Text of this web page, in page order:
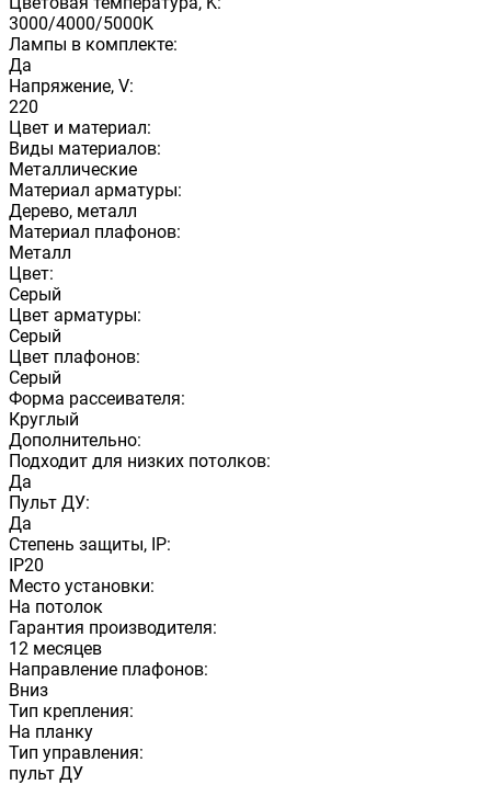
3000/4000/5000K
Лампы в комплекте:
Да
Напряжение, V:
220
Цвет и материал:
Виды материалов:
Металлические
Материал арматуры:
Дерево, металл
Материал плафонов:
Металл
Цвет:
Серый
Цвет арматуры:
Серый
Цвет плафонов:
Серый
Форма рассеивателя:
Круглый
Дополнительно:
Подходит для низких потолков:
Да
Пульт ДУ:
Да
Степень защиты, IP:
IP20
Место установки:
На потолок
Гарантия производителя:
12 месяцев
Направление плафонов:
Вниз
Тип крепления:
На планку
Тип управления:
пульт ДУ